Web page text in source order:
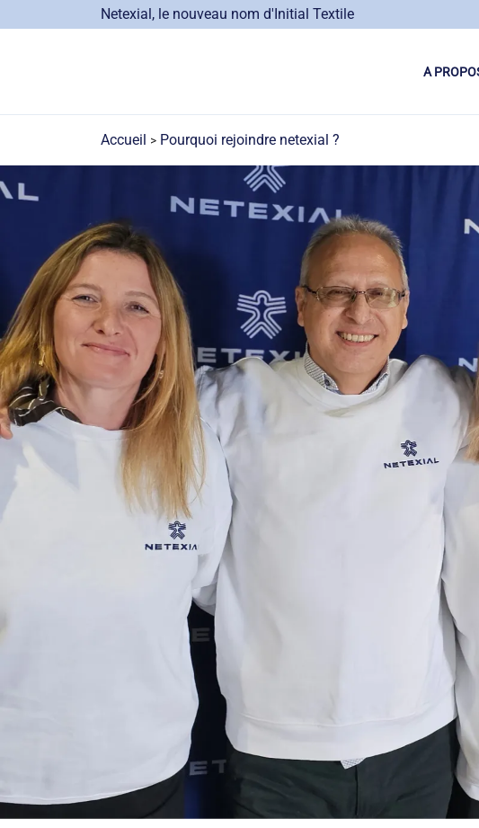
au
A
Netexial, le nouveau nom d'Initial Textile
Fil
d'Ariane
Accueil Pourquoi rejoindre netexial ?